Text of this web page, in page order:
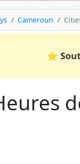
Cameroun
⭐